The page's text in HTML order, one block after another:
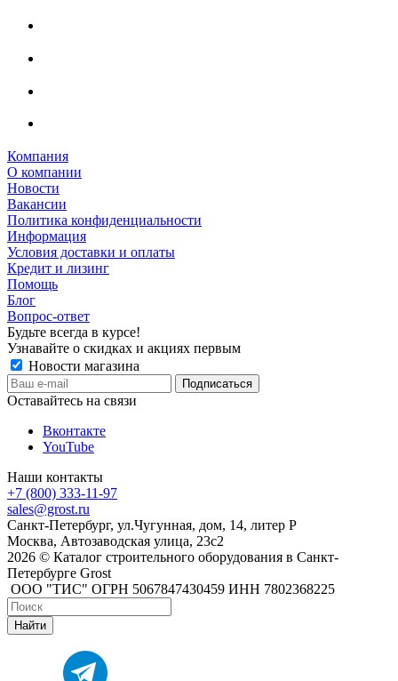
Компания
О компании
Новости
Вакансии
Политика конфиденциальности
Информация
Условия доставки и оплаты
Кредит и лизинг
Помощь
Блог
Вопрос-ответ
Будьте всегда в курсе!
Узнавайте о скидках и акциях первым
Новости магазина
Оставайтесь на связи
Вконтакте
YouTube
Наши контакты
+7 (800) 333-11-97
sales@grost.ru
Санкт-Петербург, ул.Чугунная, дом, 14, литер Р
Москва, Автозаводская улица, 23с2
2026 © Каталог строительного оборудования в Санкт-
Петербурге Grost
ООО "ТИС" ОГРН 5067847430459 ИНН 7802368225
Найти